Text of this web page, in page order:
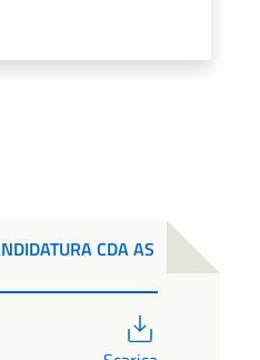
CDA AS